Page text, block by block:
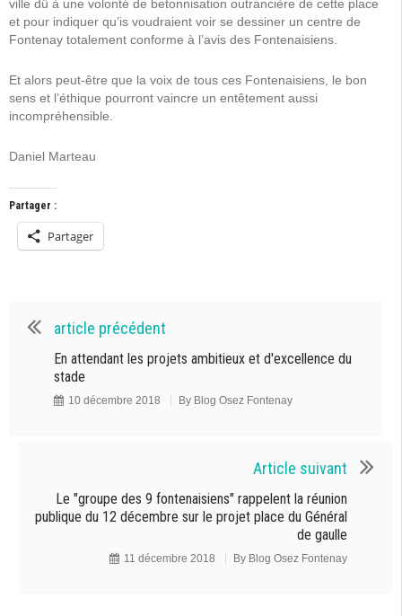
ville dû à une volonté de betonnisation outrancière de cette place
et pour indiquer qu’is voudraient voir se dessiner un centre de
Fontenay totalement conforme à l’avis des Fontenaisiens.
Et alors peut-être que la voix de tous ces Fontenaisiens, le bon
sens et l’éthique pourront vaincre un entêtement aussi
incompréhensible.
Daniel Marteau
Partager :
Partager
article précédent
En attendant les projets ambitieux et d'excellence du
stade
10 décembre 2018 By Blog Osez Fontenay
Article suivant
Le "groupe des 9 fontenaisiens" rappelent la réunion
publique du 12 décembre sur le projet place du Général
de gaulle
11 décembre 2018 By Blog Osez Fontenay